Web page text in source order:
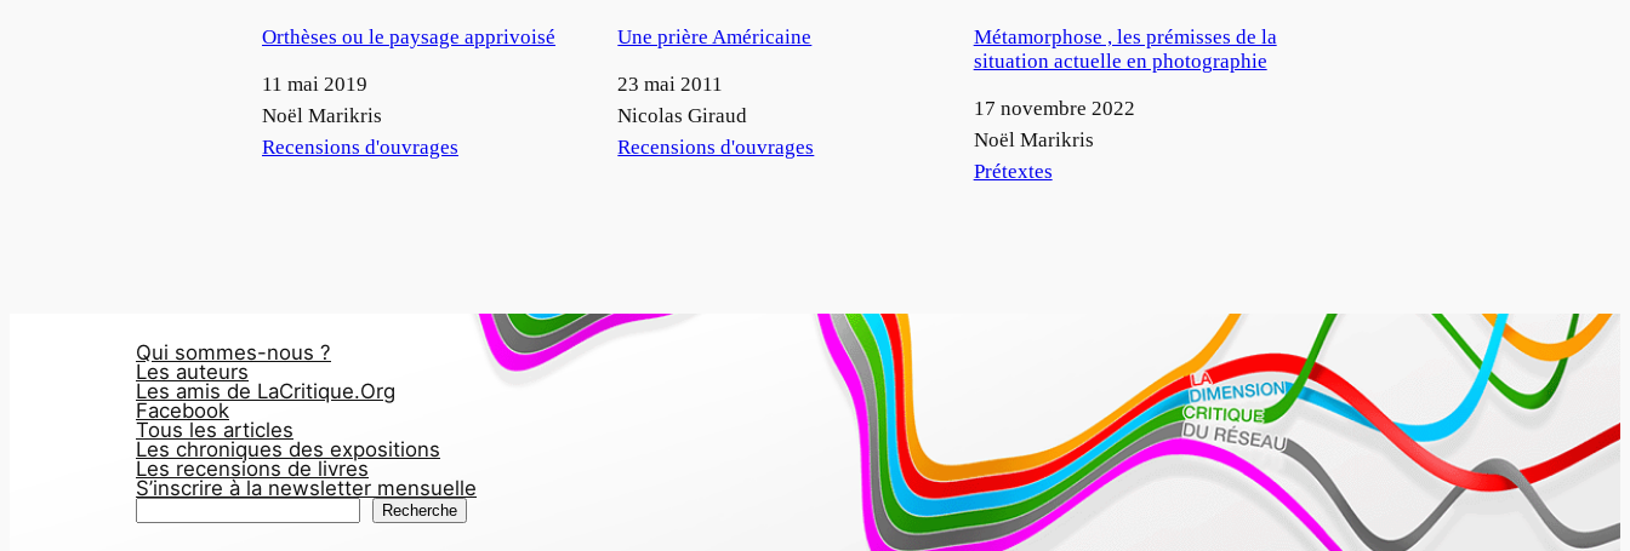
Orthèses ou le paysage apprivoisé
Date
11 mai 2019
Auteur
Noël Marikris
Par rapport à
Recensions d'ouvrages
Une prière Américaine
Date
23 mai 2011
Auteur
Nicolas Giraud
Par rapport à
Recensions d'ouvrages
Métamorphose , les prémisses de la
situation actuelle en photographie
Date
17 novembre 2022
Auteur
Noël Marikris
Par rapport à
Prétextes
Qui sommes-nous ?
Les auteurs
Les amis de LaCritique.Org
Facebook
Tous les articles
Les chroniques des expositions
Les recensions de livres
S’inscrire à la newsletter mensuelle
Recherche